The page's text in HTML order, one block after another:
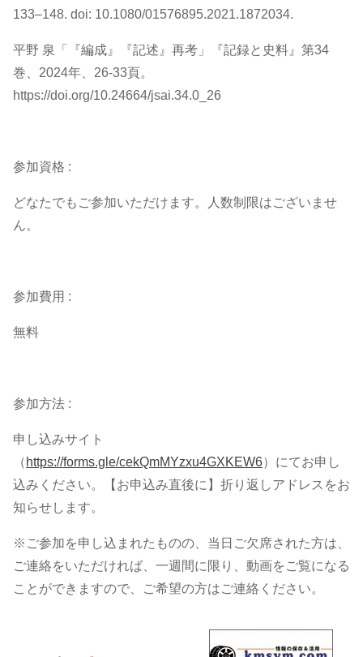
133–148. doi: 10.1080/01576895.2021.1872034.
平野 泉「『編成』『記述』再考」『記録と史料』第34
巻、2024年、26-33頁。
https://doi.org/10.24664/jsai.34.0_26
参加資格 :
どなたでもご参加いただけます。人数制限はございませ
ん。
参加費用 :
無料
参加方法 :
申し込みサイト
（ https://forms.gle/cekQmMYzxu4GXKEW6）にてお申し
込みください。【お申込み直後に】折り返しアドレスをお
知らせします。
※ご参加を申し込まれたものの、当日ご欠席された方は、
ご連絡をいただければ、一週間に限り、動画をご覧になる
ことができますので、ご希望の方はご連絡ください。